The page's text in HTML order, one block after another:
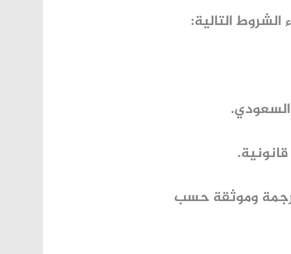
التالية:
السعودي.
وموثقة حسب